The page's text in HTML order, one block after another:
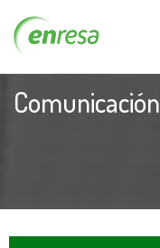
Comunicación